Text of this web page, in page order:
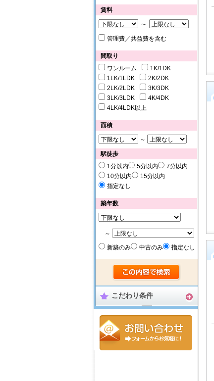
賃料
～
管理費／共益費を含む
間取り
ワンルーム
1K/1DK
1LK/1LDK
2K/2DK
2LK/2LDK
3K/3DK
3LK/3LDK
4K/4DK
4LK/4LDK以上
面積
～
駅徒歩
1分以内
5分以内
7分以内
10分以内
15分以内
指定なし
築年数
～
新築のみ
中古のみ 指定なし
こだわり条件